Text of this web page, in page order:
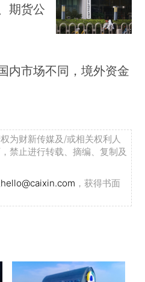
期货公
内市场不同，境外资金
为财新传媒及/或相关权利人
禁止进行转载、摘编、复制及
hello@caixin.com ，获得书面